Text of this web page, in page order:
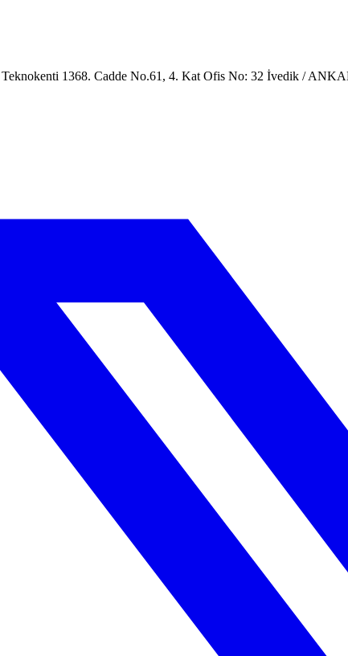
1368. Cadde No.61, 4. Kat Ofis No: 32 İvedik /